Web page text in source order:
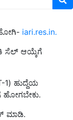
iari.res.in.
ಸೆಲ್ ಆಯ್ಕೆಗೆ
1) ಹುದ್ದೆಯ
ಮಾಡಿ.